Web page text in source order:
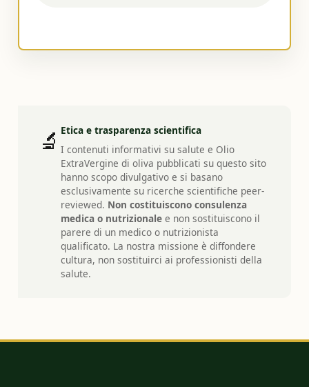
🔬Etica e trasparenza scientifica
I contenuti informativi su salute e Olio
ExtraVergine di oliva pubblicati su questo sito
hanno scopo divulgativo e si basano
esclusivamente su ricerche scientifiche peer-
reviewed. Non costituiscono consulenza
medica o nutrizionale e non sostituiscono il
parere di un medico o nutrizionista
qualificato. La nostra missione è diffondere
cultura, non sostituirci ai professionisti della
salute.